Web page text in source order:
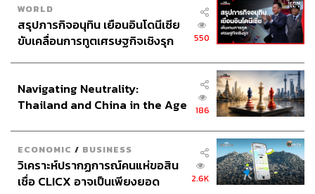
WORLD
สรุปภารกิจอนุทิน เยือนอินโดนีเซีย
ขับเคลื่อนการทูตเศรษฐกิจเชิงรุก
550
Navigating Neutrality:
Thailand and China in the Age
186
ECONOMIC / BUSINESS
วิเคราะห์ปรากฏการณ์คนแห่ขอสิน
เชื่อ CLICX อาจเป็นเพียงยอด
2.6K